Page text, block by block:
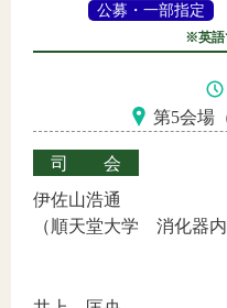
公募・一部指定
※英語
第5会場
司会
伊佐山浩通
（順天堂大学 消化器内